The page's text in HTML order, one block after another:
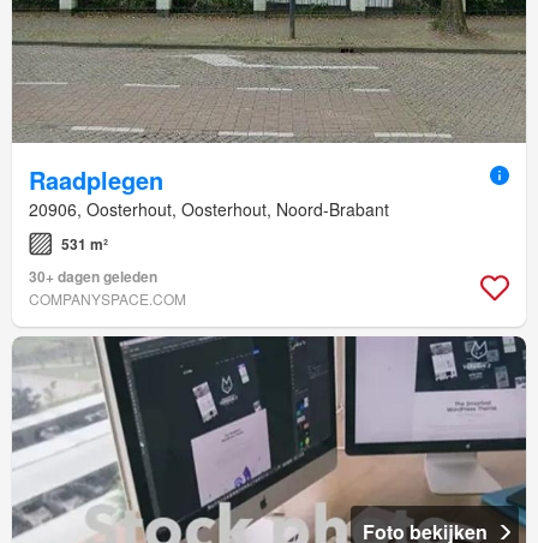
Raadplegen
20906, Oosterhout, Oosterhout, Noord-Brabant
531 m²
30+ dagen geleden
COMPANYSPACE.COM
Foto bekijken